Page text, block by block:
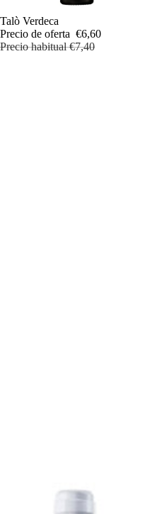
Oferta
Talò Verdeca
Precio de oferta €6,60
Precio habitual€7,40